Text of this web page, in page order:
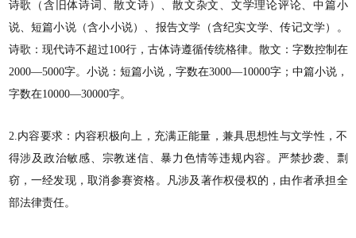
诗歌（含旧体诗词、散文诗）、散文杂文、文学理论评论、中篇小
说、短篇小说（含小小说）、报告文学（含纪实文学、传记文学）。
诗歌：现代诗不超过100行，古体诗遵循传统格律。散文：字数控制在
2000—5000字。小说：短篇小说，字数在3000—10000字；中篇小说，
字数在10000—30000字。
2.内容要求：内容积极向上，充满正能量，兼具思想性与文学性，不
得涉及政治敏感、宗教迷信、暴力色情等违规内容。严禁抄袭、剽
窃，一经发现，取消参赛资格。凡涉及著作权侵权的，由作者承担全
部法律责任。